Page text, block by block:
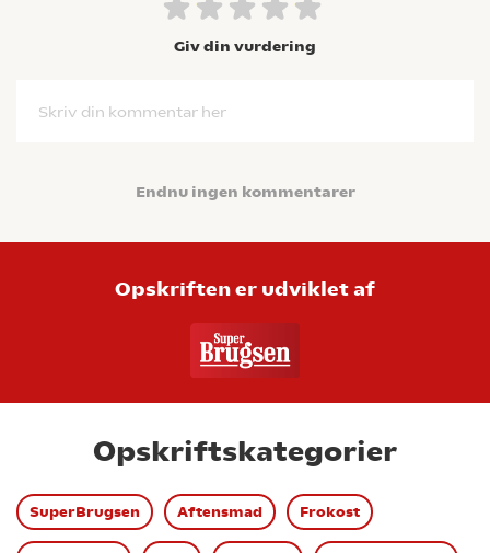
Giv din vurdering
Skriv din kommentar her
Endnu ingen kommentarer
Opskriften er udviklet af
Opskriftskategorier
SuperBrugsen Aftensmad Frokost